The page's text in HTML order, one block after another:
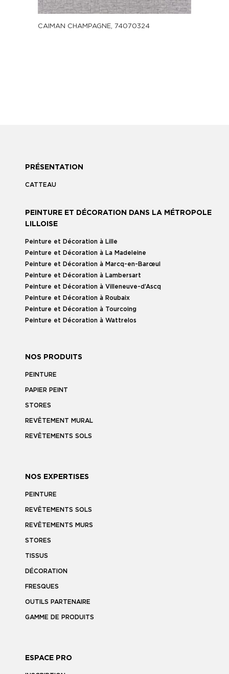
CAIMAN CHAMPAGNE, 74070324
PRÉSENTATION
CATTEAU
PEINTURE ET DÉCORATION DANS LA MÉTROPOLE
LILLOISE
Peinture et Décoration à Lille
Peinture et Décoration à La Madeleine
Peinture et Décoration à Marcq-en-Barœul
Peinture et Décoration à Lambersart
Peinture et Décoration à Villeneuve-d’Ascq
Peinture et Décoration à Roubaix
Peinture et Décoration à Tourcoing
Peinture et Décoration à Wattrelos
NOS PRODUITS
PEINTURE
PAPIER PEINT
STORES
REVÊTEMENT MURAL
REVÊTEMENTS SOLS
NOS EXPERTISES
PEINTURE
REVÊTEMENTS SOLS
REVÊTEMENTS MURS
STORES
TISSUS
DÉCORATION
FRESQUES
OUTILS PARTENAIRE
GAMME DE PRODUITS
ESPACE PRO